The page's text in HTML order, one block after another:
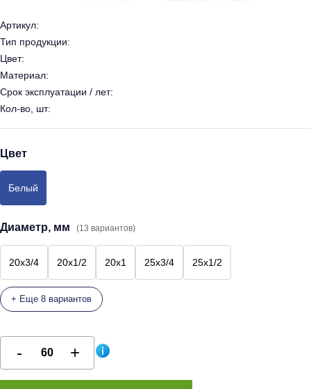
Артикул:
Тип продукции:
Цвет:
Материал:
Срок эксплуатации / лет:
Кол-во, шт:
Цвет
Белый
Диаметр, мм (13 вариантов)
20х3/4 20х1/2 20х1 25х3/4 25х1/2
+ Еще 8 вариантов